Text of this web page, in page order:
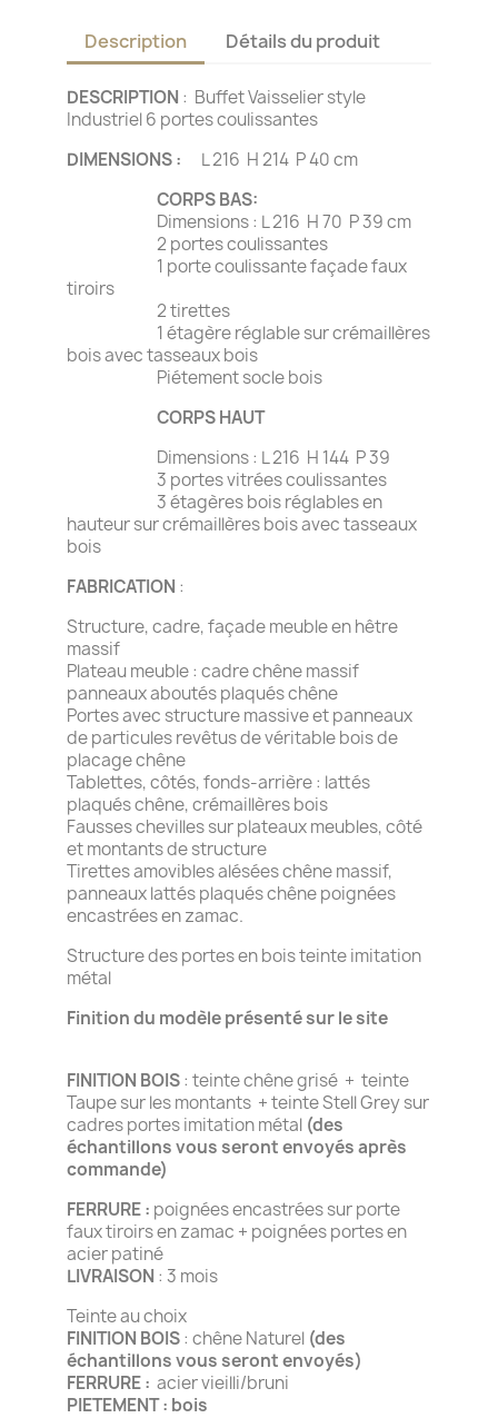
Description Détails du produit
DESCRIPTION : Buffet Vaisselier style
Industriel 6 portes coulissantes
DIMENSIONS : L 216 H 214 P 40 cm
CORPS BAS:
Dimensions : L 216 H 70 P 39 cm
2 portes coulissantes
1 porte coulissante façade faux
tiroirs
2 tirettes
1 étagère réglable sur crémaillères
bois avec tasseaux bois
Piétement socle bois
CORPS HAUT
Dimensions : L 216 H 144 P 39
3 portes vitrées coulissantes
3 étagères bois réglables en
hauteur sur crémaillères bois avec tasseaux
bois
FABRICATION :
Structure, cadre, façade meuble en hêtre
massif
Plateau meuble : cadre chêne massif
panneaux aboutés plaqués chêne
Portes avec structure massive et panneaux
de particules revêtus de véritable bois de
placage chêne
Tablettes, côtés, fonds-arrière : lattés
plaqués chêne, crémaillères bois
Fausses chevilles sur plateaux meubles, côté
et montants de structure
Tirettes amovibles alésées chêne massif,
panneaux lattés plaqués chêne poignées
encastrées en zamac.
Structure des portes en bois teinte imitation
métal
Finition du modèle présenté sur le site
FINITION BOIS: teinte chêne grisé + teinte
Taupe sur les montants + teinte Stell Grey sur
cadres portes imitation métal (des
échantillons vous seront envoyés après
commande)
FERRURE : poignées encastrées sur porte
faux tiroirs en zamac + poignées portes en
acier patiné
LIVRAISON : 3 mois
Teinte au choix
FINITION BOIS: chêne Naturel (des
échantillons vous seront envoyés)
FERRURE : acier vieilli/bruni
PIETEMENT : bois